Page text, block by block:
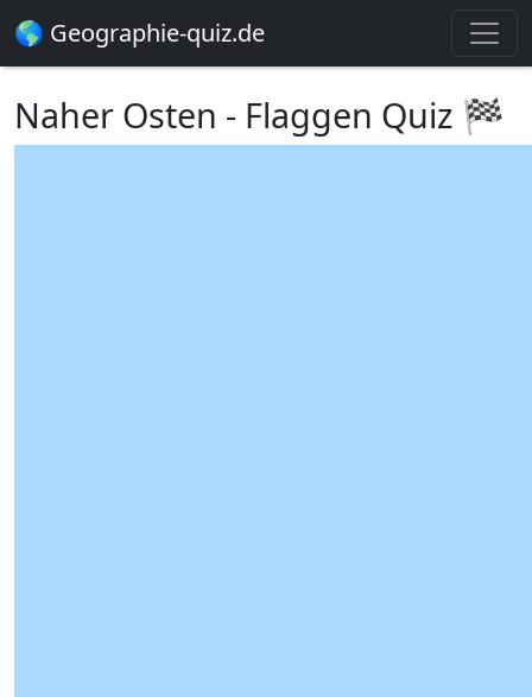
🌎 Geographie-quiz.de
Naher Osten - Flaggen Quiz 🏁